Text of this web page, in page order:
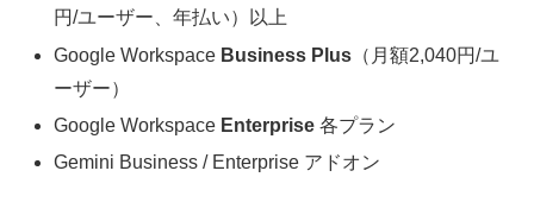
円/ユーザー、年払い）以上
Google Workspace Business Plus （月額2,040円/ユ
ーザー）
Google Workspace Enterprise 各プラン
Gemini Business / Enterprise アドオン